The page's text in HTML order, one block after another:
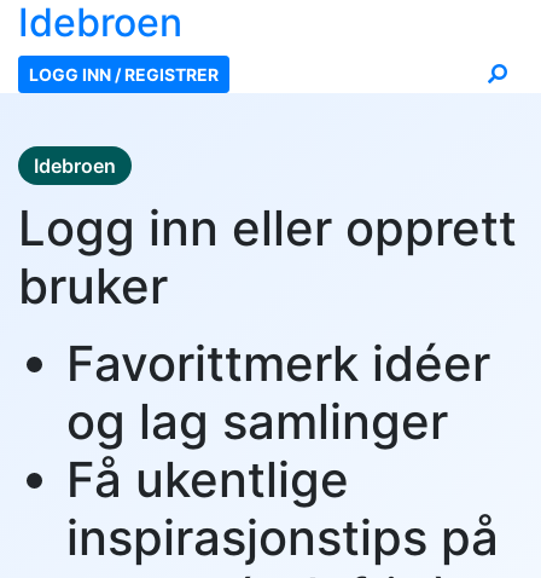
Idebroen
LOGG INN / REGISTRER
Idebroen
Logg inn eller opprett
bruker
Favorittmerk idéer
og lag samlinger
Få ukentlige
inspirasjonstips på